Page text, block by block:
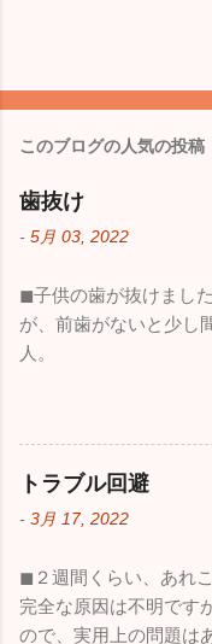
このブログの人気の投稿
歯抜け
- 5月 03, 2022
◼︎子供の歯が抜けまし
が、前歯がないと少し
人。
トラブル回避
- 3月 17, 2022
◼︎２週間くらい、あれ
完全な原因は不明です
ので、実用上の問題は